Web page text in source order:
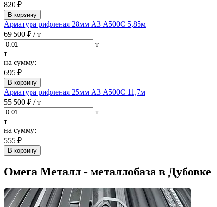
820 ₽
В корзину
Арматура рифленая 28мм А3 А500С 5,85м
69 500 ₽ / т
т
т
на сумму:
695 ₽
В корзину
Арматура рифленая 25мм А3 А500С 11,7м
55 500 ₽ / т
т
т
на сумму:
555 ₽
В корзину
Омега Металл - металлобаза в Дубовке